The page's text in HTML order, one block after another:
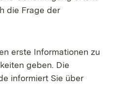
die Frage der
erste Informationen zu
geben. Die
informiert Sie über